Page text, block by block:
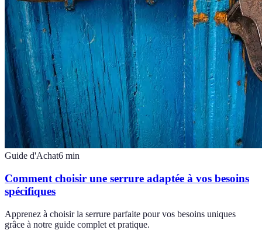
Guide d'Achat6 min
Comment choisir une serrure adaptée à vos besoins
spécifiques
Apprenez à choisir la serrure parfaite pour vos besoins uniques
grâce à notre guide complet et pratique.